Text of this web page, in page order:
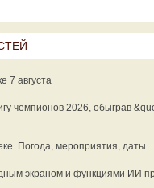
7 августа
чемпионов 2026, обыграв
Погода, мероприятия, даты
экраном и функциями ИИ